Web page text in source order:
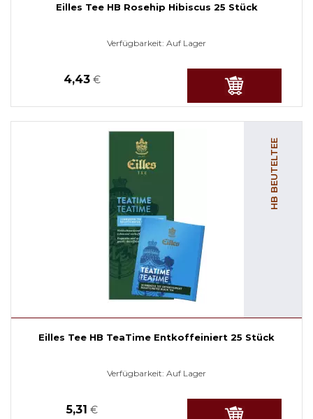
Eilles Tee HB Rosehip Hibiscus 25 Stück
Verfügbarkeit: Auf Lager
4,43 €
HB BEUTELTEE
Eilles Tee HB TeaTime Entkoffeiniert 25 Stück
Verfügbarkeit: Auf Lager
5,31 €